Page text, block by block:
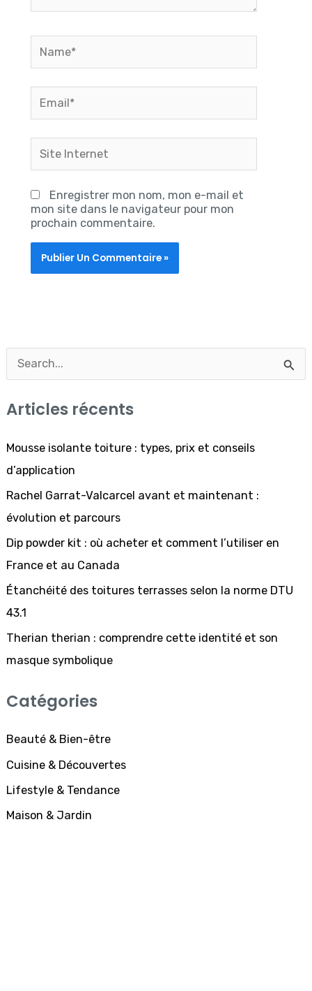
Internet
Enregistrer mon nom, mon e-mail et
mon site dans le navigateur pour mon
prochain commentaire.
c
c
h
e
r
:
Articles récents
Mousse isolante toiture : types, prix et conseils
d’application
Rachel Garrat-Valcarcel avant et maintenant :
évolution et parcours
Dip powder kit : où acheter et comment l’utiliser en
France et au Canada
Étanchéité des toitures terrasses selon la norme DTU
43.1
Therian therian : comprendre cette identité et son
masque symbolique
Catégories
Beauté & Bien-être
Cuisine & Découvertes
Lifestyle & Tendance
Maison & Jardin